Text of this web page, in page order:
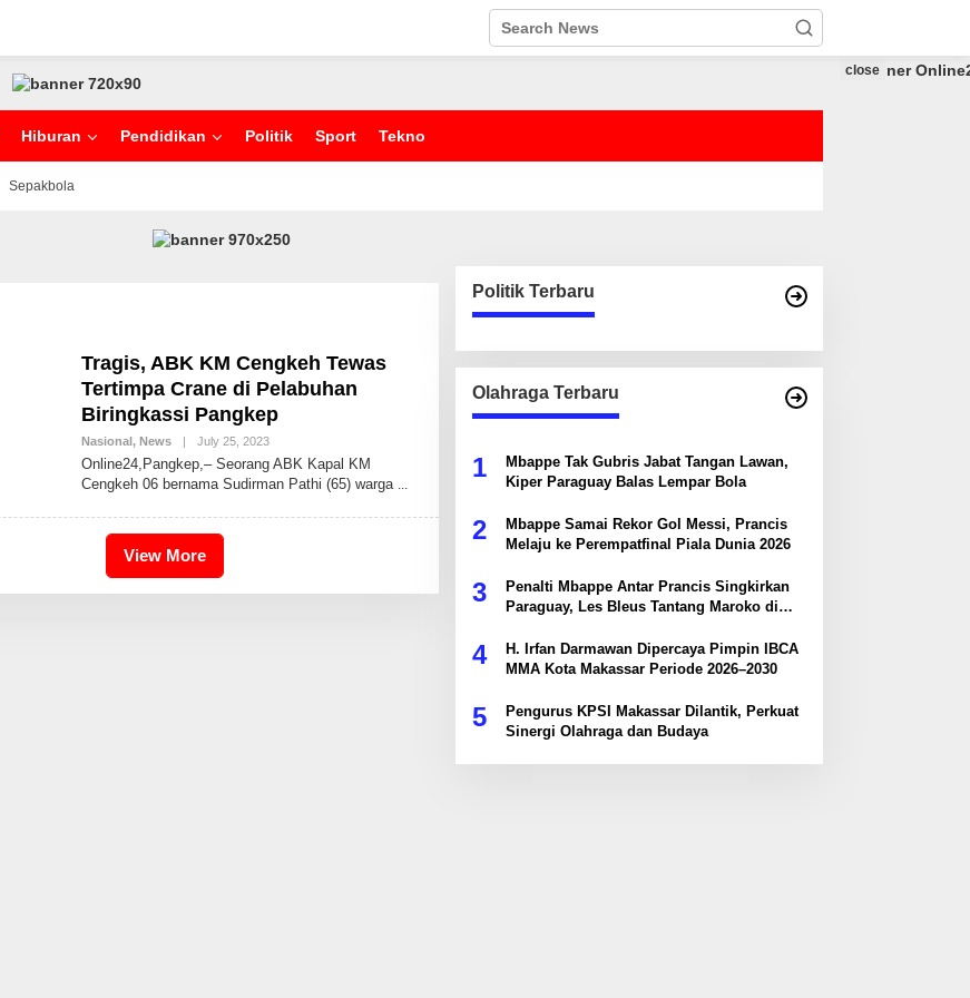
Hiburan Pendidikan Politik Sport Tekno
Sepakbola
close
Tragis, ABK KM Cengkeh Tewas
Tertimpa Crane di Pelabuhan
Biringkassi Pangkep
Nasional, News | July 25, 2023B
A
N
H
D
Online24,Pangkep,– Seorang ABK Kapal KM
Cengkeh 06 bernama Sudirman Pathi (65) warga
View More
Politik Terbaru
Olahraga Terbaru
1
Mbappe Tak Gubris Jabat Tangan Lawan,
Kiper Paraguay Balas Lempar Bola
2
Mbappe Samai Rekor Gol Messi, Prancis
Melaju ke Perempatfinal Piala Dunia 2026
3
Penalti Mbappe Antar Prancis Singkirkan
Paraguay, Les Bleus Tantang Maroko di
4
H. Irfan Darmawan Dipercaya Pimpin IBCA
MMA Kota Makassar Periode 2026–2030
5
Pengurus KPSI Makassar Dilantik, Perkuat
Sinergi Olahraga dan Budaya